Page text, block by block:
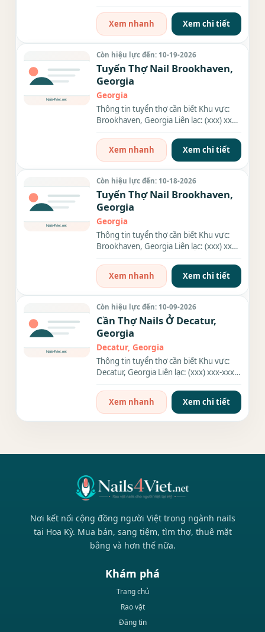
Xem nhanh
Xem chi tiết
Còn hiệu lực đến: 10-19-2026
Tuyển Thợ Nail Brookhaven,
Georgia
Georgia
Thông tin tuyển thợ cần biết Khu vực:
Brookhaven, Georgia Liên lạc: (xxx) xxx-
Xem nhanh
Xem chi tiết
Còn hiệu lực đến: 10-18-2026
Tuyển Thợ Nail Brookhaven,
Georgia
Georgia
Thông tin tuyển thợ cần biết Khu vực:
Brookhaven, Georgia Liên lạc: (xxx) xxx-
Xem nhanh
Xem chi tiết
Còn hiệu lực đến: 10-09-2026
Cần Thợ Nails Ở Decatur,
Georgia
Decatur, Georgia
Thông tin tuyển thợ cần biết Khu vực:
Decatur, Georgia Liên lạc: (xxx) xxx-xxxx
Xem nhanh
Xem chi tiết
Nơi kết nối cộng đồng người Việt trong ngành nails
tại Hoa Kỳ. Mua bán, sang tiệm, tìm thợ, thuê mặt
bằng và hơn thế nữa.
Khám phá
Trang chủ
Rao vặt
Đăng tin